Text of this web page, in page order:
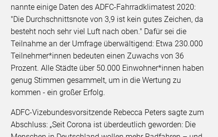
nannte einige Daten des ADFC-Fahrradklimatest 2020:
"Die Durchschnittsnote von 3,9 ist kein gutes Zeichen, da
besteht noch sehr viel Luft nach oben." Dafür sei die
Teilnahme an der Umfrage überwältigend: Etwa 230.000
Teilnehmer*innen bedeuten einen Zuwachs von 36
Prozent. Alle Städte über 50.000 Einwohner*innen haben
genug Stimmen gesammelt, um in die Wertung zu
kommen - ein großer Erfolg.
ADFC-Vizebundesvorsitzende Rebecca Peters sagte zum
Abschluss: „Seit Corona ist überdeutlich geworden: Die